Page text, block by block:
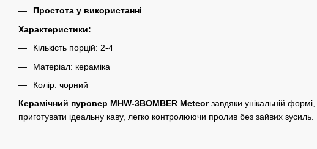
Простота у використанні
Характеристики:
Кількість порцій: 2-4
Матеріал: кераміка
Колір: чорний
Керамічний пуровер MHW-3BOMBER Meteorзавдяки унікальній формі,
приготувати ідеальну каву, легко контролюючи пролив без зайвих зусиль.